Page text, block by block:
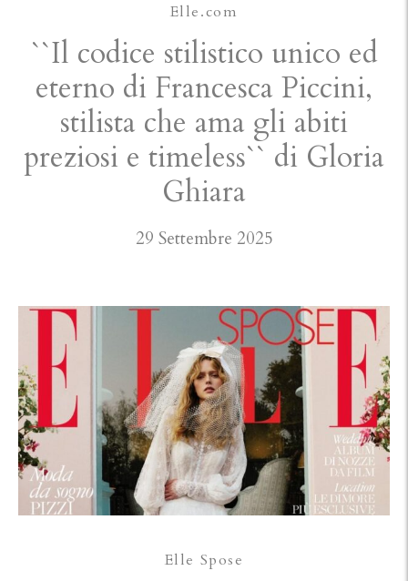
Elle.com
``Il codice stilistico unico ed
eterno di Francesca Piccini,
stilista che ama gli abiti
preziosi e timeless`` di Gloria
Ghiara
29 Settembre 2025
Elle Spose